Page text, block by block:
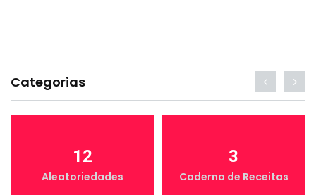
Categorias
12
Aleatoriedades
3
Caderno de Receitas